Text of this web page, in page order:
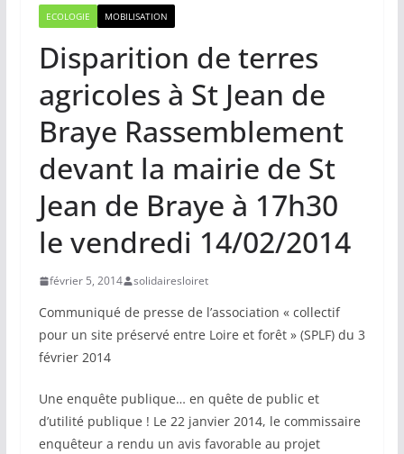
ECOLOGIE MOBILISATION
Disparition de terres
agricoles à St Jean de
Braye Rassemblement
devant la mairie de St
Jean de Braye à 17h30
le vendredi 14/02/2014
février 5, 2014 solidairesloiret
Communiqué de presse de l’association « collectif
pour un site préservé entre Loire et forêt » (SPLF) du 3
février 2014
Une enquête publique… en quête de public et
d’utilité publique ! Le 22 janvier 2014, le commissaire
enquêteur a rendu un avis favorable au projet